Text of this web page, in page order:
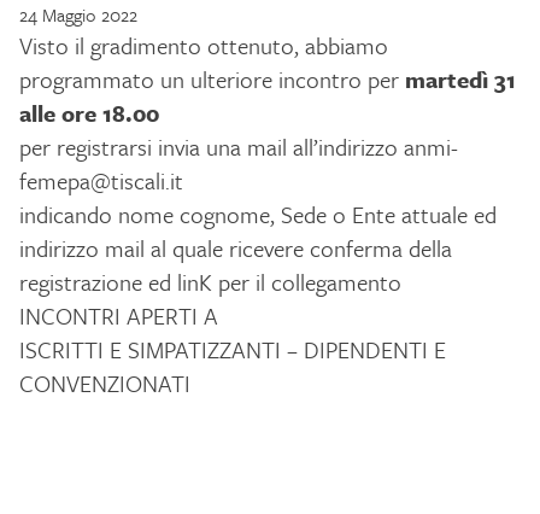
24 Maggio 2022
Visto il gradimento ottenuto, abbiamo
programmato un ulteriore incontro per martedì 31
alle ore 18.00
per registrarsi invia una mail all’indirizzo anmi-
femepa@tiscali.it
indicando nome cognome, Sede o Ente attuale ed
indirizzo mail al quale ricevere conferma della
registrazione ed linK per il collegamento
INCONTRI APERTI A
ISCRITTI E SIMPATIZZANTI – DIPENDENTI E
CONVENZIONATI